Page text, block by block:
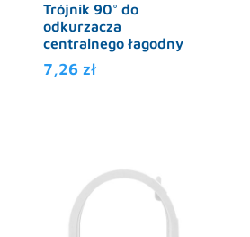
Trójnik 90° do
odkurzacza
centralnego łagodny
7,26 zł